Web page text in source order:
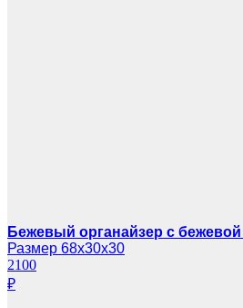
Бежевый органайзер с бежевой
Размер 68х30х30
2100
₽